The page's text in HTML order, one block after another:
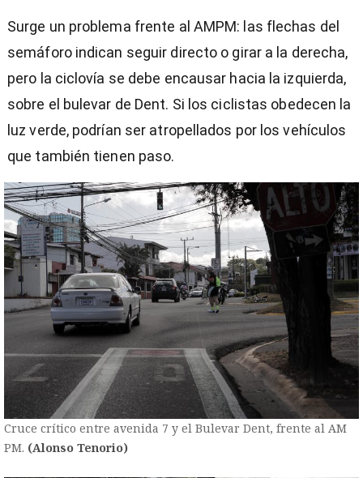
Surge un problema frente al AMPM: las flechas del
semáforo indican seguir directo o girar a la derecha,
pero la ciclovía se debe encausar hacia la izquierda,
sobre el bulevar de Dent. Si los ciclistas obedecen la
luz verde, podrían ser atropellados por los vehículos
que también tienen paso.
Cruce crítico entre avenida 7 y el Bulevar Dent, frente al AM
PM. (Alonso Tenorio)